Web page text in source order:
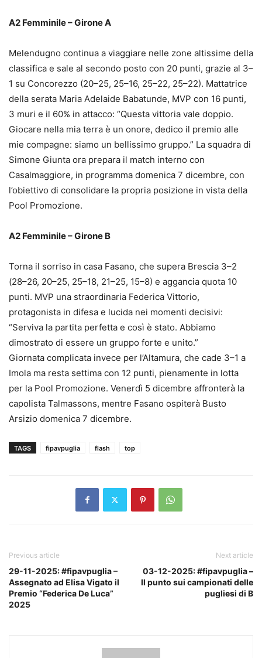
A2 Femminile – Girone A
Melendugno continua a viaggiare nelle zone altissime della
classifica e sale al secondo posto con 20 punti, grazie al 3–
1 su Concorezzo (20–25, 25–16, 25–22, 25–22). Mattatrice
della serata Maria Adelaide Babatunde, MVP con 16 punti,
3 muri e il 60% in attacco: “Questa vittoria vale doppio.
Giocare nella mia terra è un onore, dedico il premio alle
mie compagne: siamo un bellissimo gruppo.” La squadra di
Simone Giunta ora prepara il match interno con
Casalmaggiore, in programma domenica 7 dicembre, con
l’obiettivo di consolidare la propria posizione in vista della
Pool Promozione.
A2 Femminile – Girone B
Torna il sorriso in casa Fasano, che supera Brescia 3–2
(28–26, 20–25, 25–18, 21–25, 15–8) e aggancia quota 10
punti. MVP una straordinaria Federica Vittorio,
protagonista in difesa e lucida nei momenti decisivi:
“Serviva la partita perfetta e così è stato. Abbiamo
dimostrato di essere un gruppo forte e unito.”
Giornata complicata invece per l’Altamura, che cade 3–1 a
Imola ma resta settima con 12 punti, pienamente in lotta
per la Pool Promozione. Venerdì 5 dicembre affronterà la
capolista Talmassons, mentre Fasano ospiterà Busto
Arsizio domenica 7 dicembre.
TAGS fipavpuglia flash top
Previous article
29-11-2025: #fipavpuglia –
Assegnato ad Elisa Vigato il
Premio “Federica De Luca”
2025
Next article
03-12-2025: #fipavpuglia –
Il punto sui campionati delle
pugliesi di B